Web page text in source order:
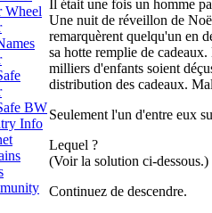
Wheel
BW
Info
Il était une fois un homme
Une nuit de réveillon de
remarquèrent quelqu'un en
sa hotte remplie de
milliers d'enfants soient
distribution des cadeaux.
Seulement l'un d'entre eux
Lequel ?
(Voir la solution ci-dessous.)
Continuez de descendre.